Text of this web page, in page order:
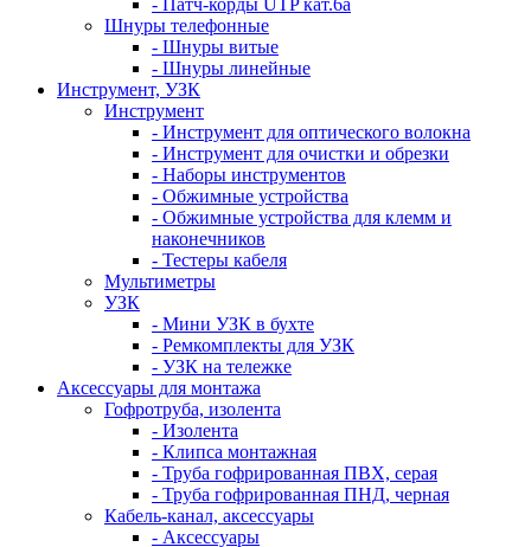
- Патч-корды UTP кат.6а
Шнуры телефонные
- Шнуры витые
- Шнуры линейные
Инструмент, УЗК
Инструмент
- Инструмент для оптического волокна
- Инструмент для очистки и обрезки
- Наборы инструментов
- Обжимные устройства
- Обжимные устройства для клемм и
наконечников
- Тестеры кабеля
Мультиметры
УЗК
- Мини УЗК в бухте
- Ремкомплекты для УЗК
- УЗК на тележке
Аксессуары для монтажа
Гофротруба, изолента
- Изолента
- Клипса монтажная
- Труба гофрированная ПВХ, серая
- Труба гофрированная ПНД, черная
Кабель-канал, аксессуары
- Аксессуары